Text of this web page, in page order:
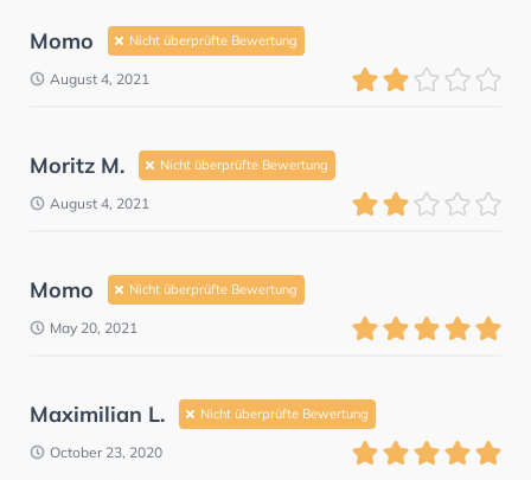
Momo Nicht überprüfte Bewertung
August 4, 2021
Moritz M. Nicht überprüfte Bewertung
August 4, 2021
Momo Nicht überprüfte Bewertung
May 20, 2021
Maximilian L. Nicht überprüfte Bewertung
October 23, 2020